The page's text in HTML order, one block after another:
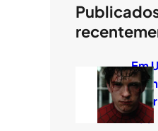
Em
voe